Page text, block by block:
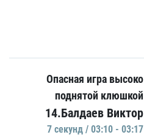
Опасная игра высоко
поднятой клюшкой
14.Балдаев Виктор
7 секунд / 03:10 - 03:17